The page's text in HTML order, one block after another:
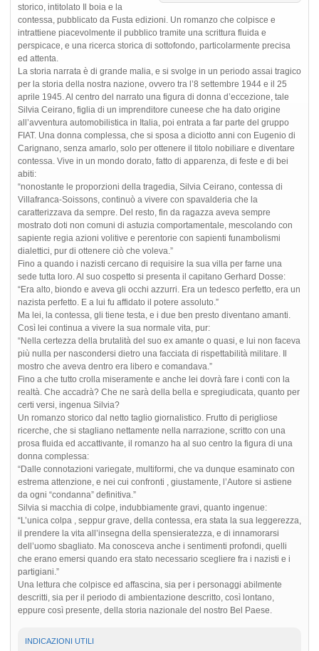
storico, intitolato Il boia e la
contessa, pubblicato da Fusta edizioni. Un romanzo che colpisce e
intrattiene piacevolmente il pubblico tramite una scrittura fluida e
perspicace, e una ricerca storica di sottofondo, particolarmente precisa
ed attenta.
La storia narrata è di grande malia, e si svolge in un periodo assai tragico
per la storia della nostra nazione, ovvero tra l’8 settembre 1944 e il 25
aprile 1945. Al centro del narrato una figura di donna d’eccezione, tale
Silvia Ceirano, figlia di un imprenditore cuneese che ha dato origine
all’avventura automobilistica in Italia, poi entrata a far parte del gruppo
FIAT. Una donna complessa, che si sposa a diciotto anni con Eugenio di
Carignano, senza amarlo, solo per ottenere il titolo nobiliare e diventare
contessa. Vive in un mondo dorato, fatto di apparenza, di feste e di bei
abiti:
“nonostante le proporzioni della tragedia, Silvia Ceirano, contessa di
Villafranca-Soissons, continuò a vivere con spavalderia che la
caratterizzava da sempre. Del resto, fin da ragazza aveva sempre
mostrato doti non comuni di astuzia comportamentale, mescolando con
sapiente regia azioni volitive e perentorie con sapienti funambolismi
dialettici, pur di ottenere ciò che voleva.”
Fino a quando i nazisti cercano di requisire la sua villa per farne una
sede tutta loro. Al suo cospetto si presenta il capitano Gerhard Dosse:
“Era alto, biondo e aveva gli occhi azzurri. Era un tedesco perfetto, era un
nazista perfetto. E a lui fu affidato il potere assoluto.”
Ma lei, la contessa, gli tiene testa, e i due ben presto diventano amanti.
Così lei continua a vivere la sua normale vita, pur:
“Nella certezza della brutalità del suo ex amante o quasi, e lui non faceva
più nulla per nascondersi dietro una facciata di rispettabilità militare. Il
mostro che aveva dentro era libero e comandava.”
Fino a che tutto crolla miseramente e anche lei dovrà fare i conti con la
realtà. Che accadrà? Che ne sarà della bella e spregiudicata, quanto per
certi versi, ingenua Silvia?
Un romanzo storico dal netto taglio giornalistico. Frutto di perigliose
ricerche, che si stagliano nettamente nella narrazione, scritto con una
prosa fluida ed accattivante, il romanzo ha al suo centro la figura di una
donna complessa:
“Dalle connotazioni variegate, multiformi, che va dunque esaminato con
estrema attenzione, e nei cui confronti , giustamente, l’Autore si astiene
da ogni “condanna” definitiva.”
Silvia si macchia di colpe, indubbiamente gravi, quanto ingenue:
“L’unica colpa , seppur grave, della contessa, era stata la sua leggerezza,
il prendere la vita all’insegna della spensieratezza, e di innamorarsi
dell’uomo sbagliato. Ma conosceva anche i sentimenti profondi, quelli
che erano emersi quando era stato necessario scegliere fra i nazisti e i
partigiani.”
Una lettura che colpisce ed affascina, sia per i personaggi abilmente
descritti, sia per il periodo di ambientazione descritto, così lontano,
eppure così presente, della storia nazionale del nostro Bel Paese.
INDICAZIONI UTILI